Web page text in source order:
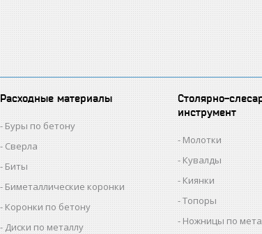
Расходные материалы
Буры по бетону
Сверла
Биты
Биметаллические коронки
Коронки по бетону
Диски по металлу
Столярно-
инструмент
Молотки
Кувалды
Киянки
Топоры
Ножницы по